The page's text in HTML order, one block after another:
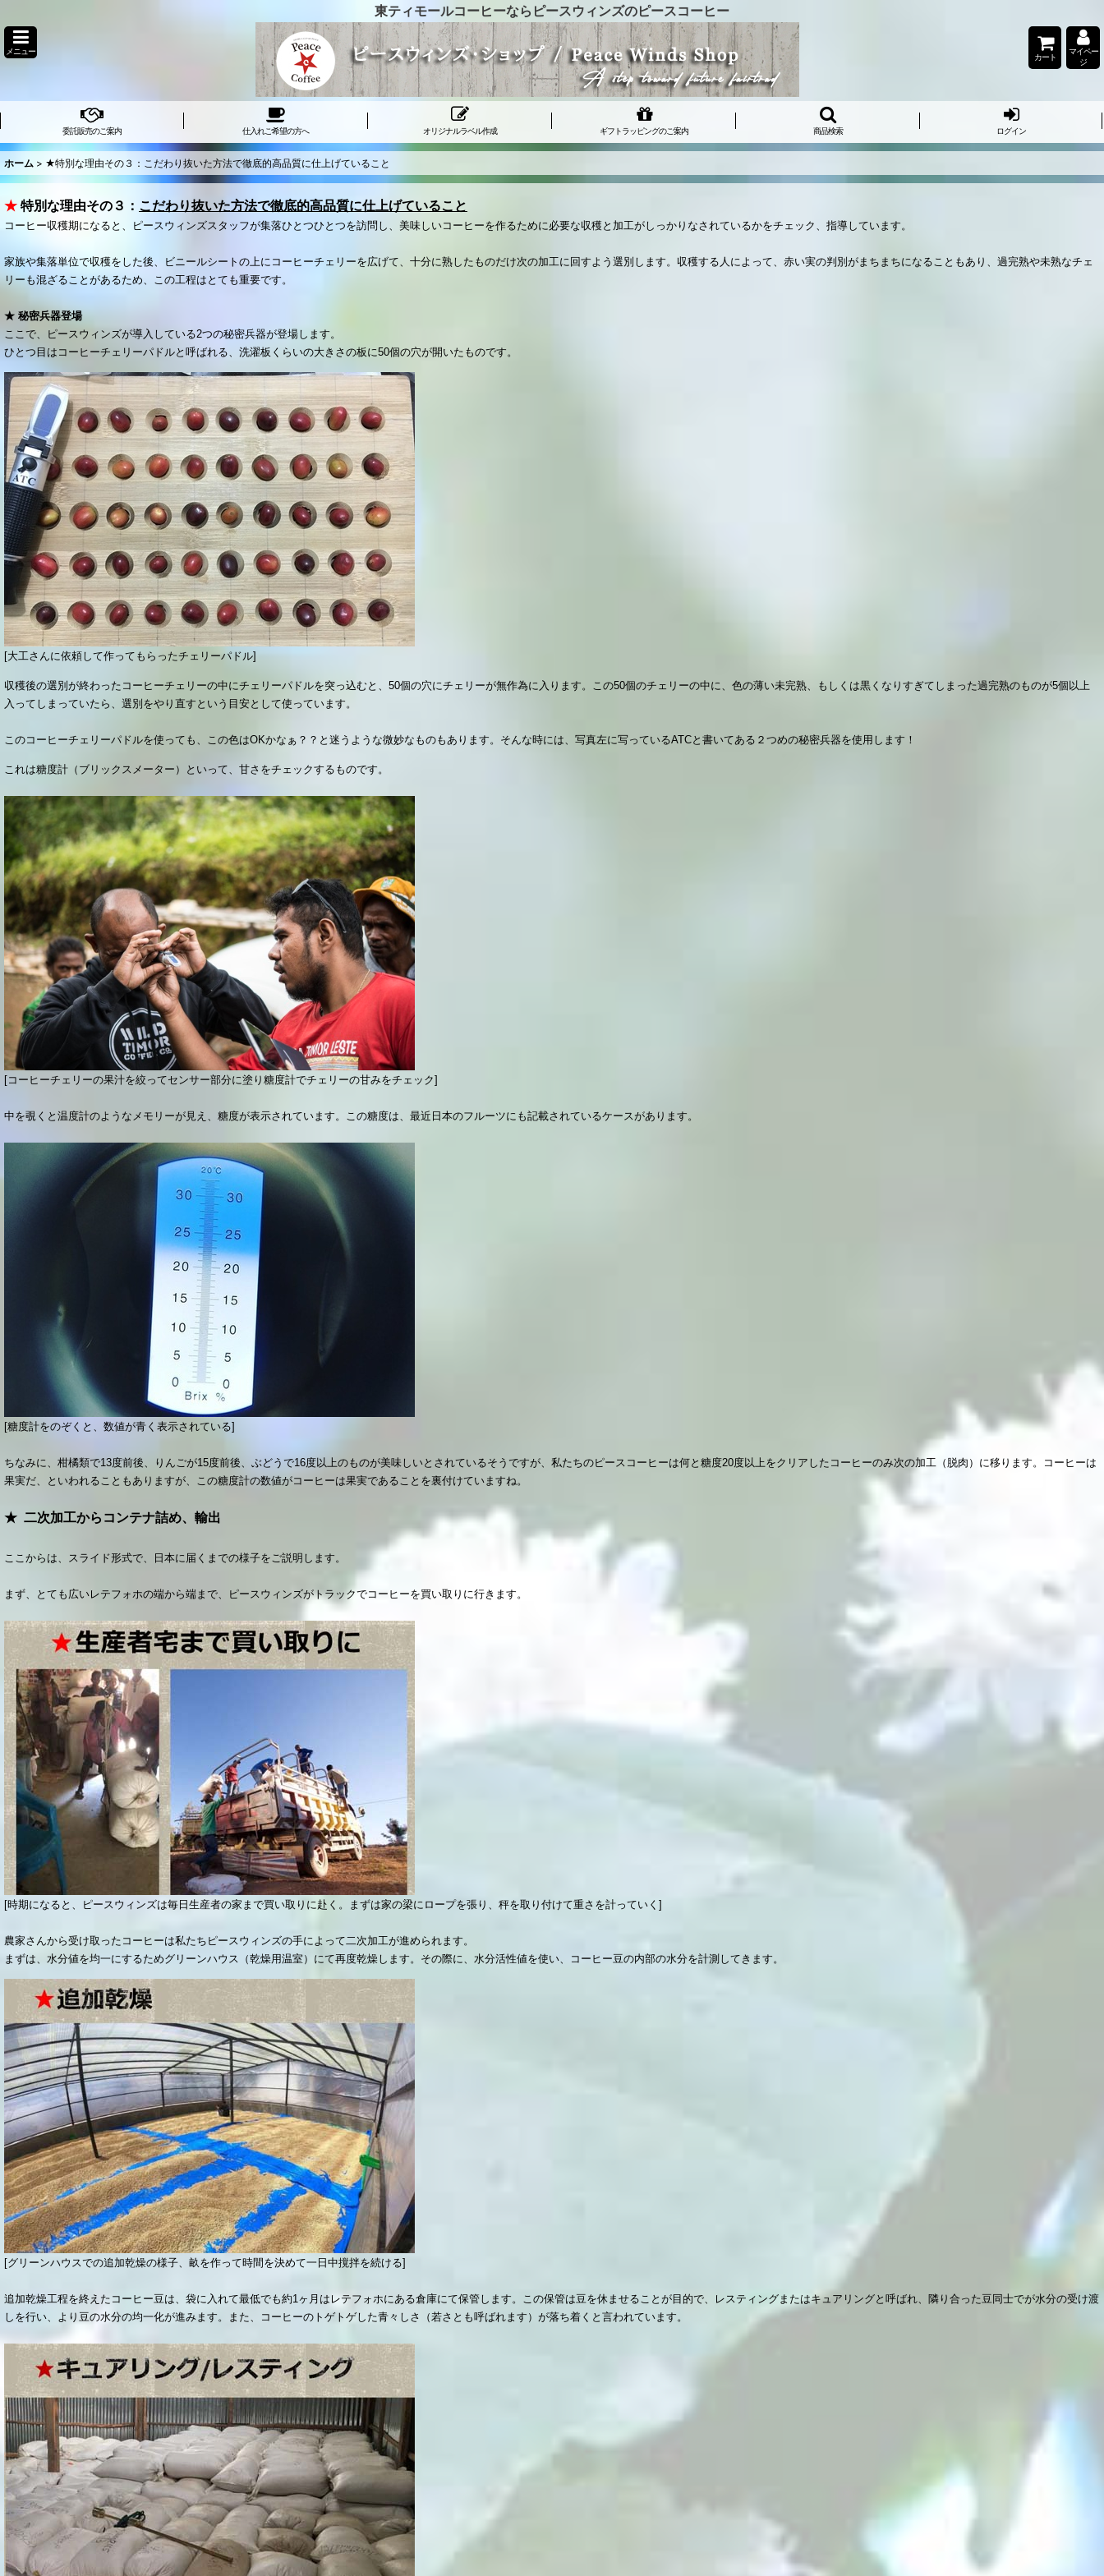
東ティモールコーヒーならピースウィンズのピースコーヒー
メニュー
カート
マイペー
ジ
委託販売のご案内 仕入れご希望の方へ オリジナルラベル作成 ギフトラッピングのご案内 商品検索 ログイン
ホーム > ★特別な理由その３：こだわり抜いた方法で徹底的高品質に仕上げていること
★ 特別な理由その３： こだわり抜いた方法で徹底的高品質に仕上げていること
コーヒー収穫期になると、ピースウィンズスタッフが集落ひとつひとつを訪問し、美味しいコーヒーを作るために必要な収穫と加工がしっかりなされているかをチェック、指導しています。
家族や集落単位で収穫をした後、ビニールシートの上にコーヒーチェリーを広げて、十分に熟したものだけ次の加工に回すよう選別します。収穫する人によって、赤い実の判別がまちまちになることもあり、過完熟や未熟なチェ
リーも混ざることがあるため、この工程はとても重要です。
★ 秘密兵器登場
ここで、ピースウィンズが導入している2つの秘密兵器が登場します。
ひとつ目はコーヒーチェリーパドルと呼ばれる、洗濯板くらいの大きさの板に50個の穴が開いたものです。
[大工さんに依頼して作ってもらったチェリーパドル]
収穫後の選別が終わったコーヒーチェリーの中にチェリーパドルを突っ込むと、50個の穴にチェリーが無作為に入ります。この50個のチェリーの中に、色の薄い未完熟、もしくは黒くなりすぎてしまった過完熟のものが5個以上
入ってしまっていたら、選別をやり直すという目安として使っています。
このコーヒーチェリーパドルを使っても、この色はOKかなぁ？？と迷うような微妙なものもあります。そんな時には、写真左に写っているATCと書いてある２つめの秘密兵器を使用します！
これは糖度計（ブリックスメーター）といって、甘さをチェックするものです。
[コーヒーチェリーの果汁を絞ってセンサー部分に塗り糖度計でチェリーの甘みをチェック]
中を覗くと温度計のようなメモリーが見え、糖度が表示されています。この糖度は、最近日本のフルーツにも記載されているケースがあります。
[糖度計をのぞくと、数値が青く表示されている]
ちなみに、柑橘類で13度前後、りんごが15度前後、ぶどうで16度以上のものが美味しいとされているそうですが、私たちのピースコーヒーは何と糖度20度以上をクリアしたコーヒーのみ次の加工（脱肉）に移ります。コーヒーは
果実だ、といわれることもありますが、この糖度計の数値がコーヒーは果実であることを裏付けていますね。
★ 二次加工からコンテナ詰め、輸出
ここからは、スライド形式で、日本に届くまでの様子をご説明します。
まず、とても広いレテフォホの端から端まで、ピースウィンズがトラックでコーヒーを買い取りに行きます。
[時期になると、ピースウィンズは毎日生産者の家まで買い取りに赴く。まずは家の梁にロープを張り、秤を取り付けて重さを計っていく]
農家さんから受け取ったコーヒーは私たちピースウィンズの手によって二次加工が進められます。
まずは、水分値を均一にするためグリーンハウス（乾燥用温室）にて再度乾燥します。その際に、水分活性値を使い、コーヒー豆の内部の水分を計測してきます。
[グリーンハウスでの追加乾燥の様子、畝を作って時間を決めて一日中撹拌を続ける]
追加乾燥工程を終えたコーヒー豆は、袋に入れて最低でも約1ヶ月はレテフォホにある倉庫にて保管します。この保管は豆を休ませることが目的で、レスティングまたはキュアリングと呼ばれ、隣り合った豆同士でが水分の受け渡
しを行い、より豆の水分の均一化が進みます。また、コーヒーのトゲトゲした青々しさ（若さとも呼ばれます）が落ち着くと言われています。